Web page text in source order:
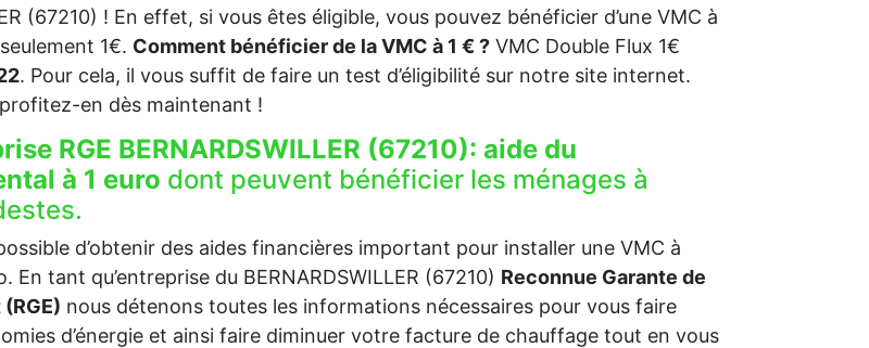
(67210) ! En effet, si vous êtes éligible, vous pouvez bénéficier d’une VMC à
1€. Comment bénéficier de la VMC à 1 € ? VMC Double Flux 1€
. Pour cela, il vous suffit de faire un test d’éligibilité sur notre site internet.
en dès maintenant !
RGE BERNARDSWILLER (67210): aide du
à 1 euro dont peuvent bénéficier les ménages à
d’obtenir des aides financières important pour installer une VMC à
En tant qu’entreprise du BERNARDSWILLER (67210) Reconnue Garante de
nous détenons toutes les informations nécessaires pour vous faire
d’énergie et ainsi faire diminuer votre facture de chauffage tout en vous